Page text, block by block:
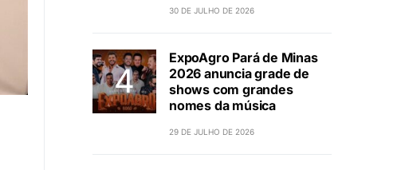
30 DE JULHO DE 2026
ExpoAgro Pará de Minas
2026 anuncia grade de
shows com grandes
nomes da música
29 DE JULHO DE 2026